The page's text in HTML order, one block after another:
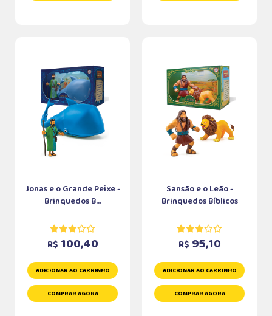
Jonas e o Grande Peixe -
Brinquedos B...
R$ 100,40
ADICIONAR AO CARRINHO
COMPRAR AGORA
Sansão e o Leão -
Brinquedos Bíblicos
R$ 95,10
ADICIONAR AO CARRINHO
COMPRAR AGORA